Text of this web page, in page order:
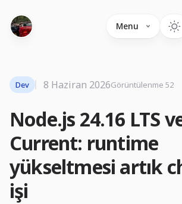
Menu
Node.js 24.16 LTS
Current: runtime
yükseltmesi artık
işi
Dev 8 Haziran 2026Görüntülenme 52